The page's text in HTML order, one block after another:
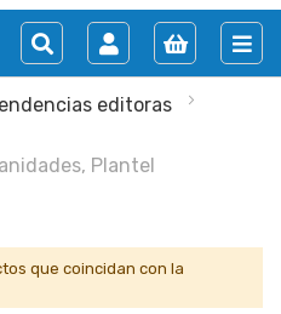
editoras
Plantel
que coincidan con la